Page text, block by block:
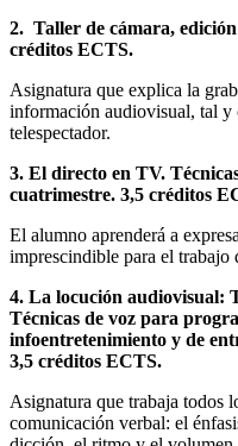
2. Taller de cámara,
créditos ECTS.
Asignatura que explica la
información audiovisual, tal y
telespectador.
3. El directo en TV.
cuatrimestre. 3,5 créditos
El alumno aprenderá a
imprescindible para el trabajo
4. La locución audiovisual:
Técnicas de voz para
infoentretenimiento y de
3,5 créditos ECTS.
Asignatura que trabaja todos
comunicación verbal: el